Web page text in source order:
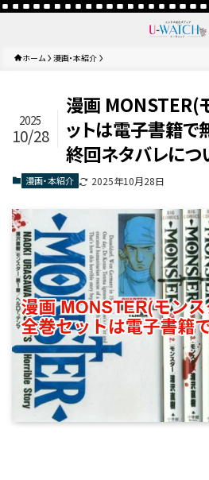
ホーム 漫画・本紹介
漫画 MONSTER(
ットは電子書籍で
終回ネタバレにつ
2025
10/28
漫画・本紹介 2025年10月28日